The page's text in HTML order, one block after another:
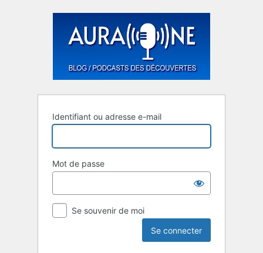
connecter
Identifiant ou adresse e-mail
Mot de passe
Se souvenir de moi